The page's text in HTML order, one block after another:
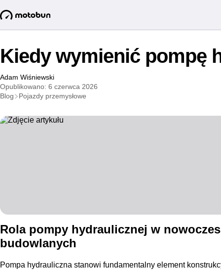
Kiedy wymienić pompę
Adam Wiśniewski
Opublikowano: 6 czerwca 2026
Blog
Pojazdy przemysłowe
Rola pompy hydraulicznej w
budowlanych
Pompa hydrauliczna stanowi fundamentalny element